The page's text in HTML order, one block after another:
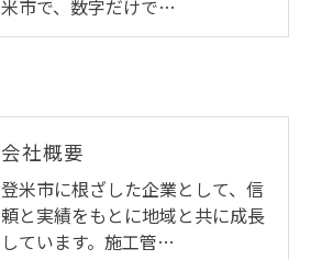
米市で、数字だけで…
会社概要
登米市に根ざした企業として、信
頼と実績をもとに地域と共に成長
しています。施工管…